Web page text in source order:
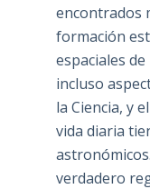
encontrados
formación
espaciales de
incluso
la Ciencia, y
vida diaria
verdadero